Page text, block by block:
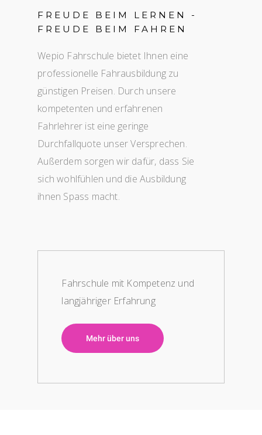
FREUDE BEIM LERNEN -
FREUDE BEIM FAHREN
Wepio Fahrschule bietet Ihnen eine
professionelle Fahrausbildung zu
günstigen Preisen. Durch unsere
kompetenten und erfahrenen
Fahrlehrer ist eine geringe
Durchfallquote unser Versprechen.
Außerdem sorgen wir dafür, dass Sie
sich wohlfühlen und die Ausbildung
ihnen Spass macht.
Fahrschule mit Kompetenz und
langjähriger Erfahrung
Mehr über uns